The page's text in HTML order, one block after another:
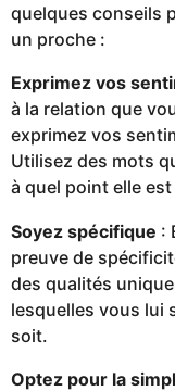
quelques conseils
un proche :
Exprimez vos
à la relation que
exprimez vos
Utilisez des mots
à quel point elle
Soyez spécifique :
preuve de
des qualités
lesquelles vous lui
soit.
Optez pour la